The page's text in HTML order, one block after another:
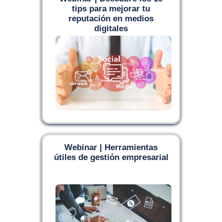
tips para mejorar tu
reputación en medios
digitales
Webinar | Herramientas
útiles de gestión empresarial